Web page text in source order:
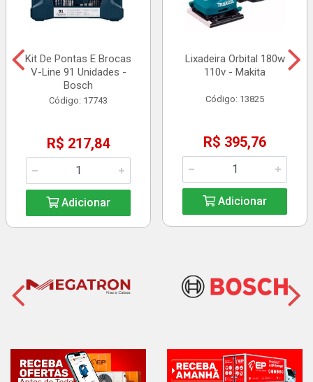
Kit De Pontas E Brocas
V-Line 91 Unidades -
Bosch
Código: 17743
R$ 217,84
Adicionar
Lixadeira Orbital 180w
110v - Makita
Código: 13825
R$ 395,76
Adicionar